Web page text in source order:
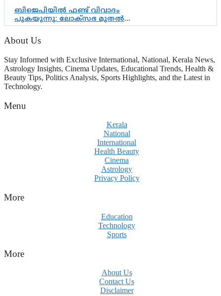
ബിജെപിയിൽ ഫണ്ട് വിവാദം
പുകയുന്നു; ലോക്സഭ മുതൽ
നിയമസഭ വരെ 140 മണ്ഡലങ്ങളിലെ
ഫണ്ട് വിനിയോഗം
പരിശോധിക്കുമോ? കേന്ദ്രത്തിനും
ഘടകത്തോട് അതൃപ്തി
About Us
Stay Informed with Exclusive International, National, Kerala News,
Astrology Insights, Cinema Updates, Educational Trends, Health &
Beauty Tips, Politics Analysis, Sports Highlights, and the Latest in
Technology.
Menu
Kerala
National
International
Health Beauty
Cinema
Astrology
Privacy Policy
More
Education
Technology
Sports
More
About Us
Contact Us
Disclaimer